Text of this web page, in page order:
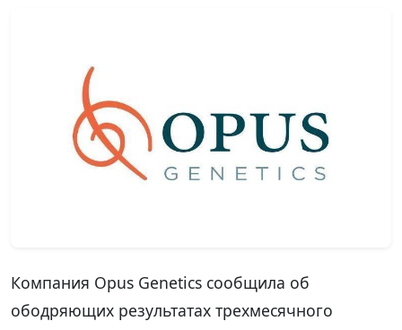
Компания Opus Genetics сообщила об
ободряющих результатах трехмесячного